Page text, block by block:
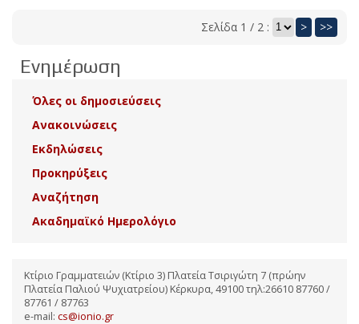
Σελίδα 1 / 2 : > >>
Ενημέρωση
Όλες οι δημοσιεύσεις
Ανακοινώσεις
Εκδηλώσεις
Προκηρύξεις
Αναζήτηση
Ακαδημαϊκό Ημερολόγιο
Κτίριο Γραμματειών (Κτίριο 3) Πλατεία Τσιριγώτη 7 (πρώην
Πλατεία Παλιού Ψυχιατρείου) Κέρκυρα, 49100 τηλ:26610 87760 /
87761 / 87763
e-mail: cs@ionio.gr